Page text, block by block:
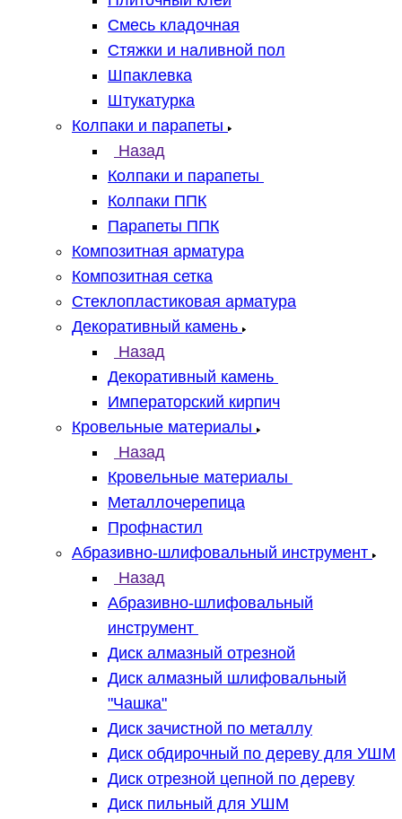
Смесь кладочная
Стяжки и наливной пол
Шпаклевка
Штукатурка
Колпаки и парапеты
Назад
Колпаки и парапеты
Колпаки ППК
Парапеты ППК
Композитная арматура
Композитная сетка
Стеклопластиковая арматура
Декоративный камень
Назад
Декоративный камень
Императорский кирпич
Кровельные материалы
Назад
Кровельные материалы
Металлочерепица
Профнастил
Абразивно-шлифовальный инструмент
Назад
Абразивно-шлифовальный
инструмент
Диск алмазный отрезной
Диск алмазный шлифовальный
"Чашка"
Диск зачистной по металлу
Диск обдирочный по дереву для УШМ
Диск отрезной цепной по дереву
Диск пильный для УШМ